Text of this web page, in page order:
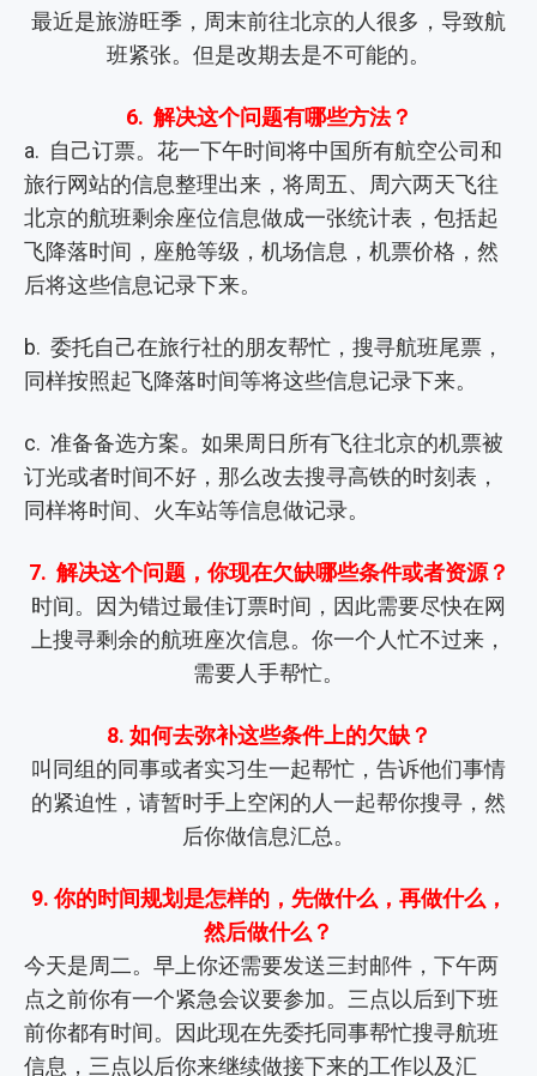
最近是旅游旺季，周末前往北京的人很多，导致航
班紧张。但是改期去是不可能的。
6. 解决这个问题有哪些方法？
a. 自己订票。花一下午时间将中国所有航空公司和
旅行网站的信息整理出来，将周五、周六两天飞往
北京的航班剩余座位信息做成一张统计表，包括起
飞降落时间，座舱等级，机场信息，机票价格，然
后将这些信息记录下来。
b. 委托自己在旅行社的朋友帮忙，搜寻航班尾票，
同样按照起飞降落时间等将这些信息记录下来。
c. 准备备选方案。如果周日所有飞往北京的机票被
订光或者时间不好，那么改去搜寻高铁的时刻表，
同样将时间、火车站等信息做记录。
7. 解决这个问题，你现在欠缺哪些条件或者资源？
时间。因为错过最佳订票时间，因此需要尽快在网
上搜寻剩余的航班座次信息。你一个人忙不过来，
需要人手帮忙。
8. 如何去弥补这些条件上的欠缺？
叫同组的同事或者实习生一起帮忙，告诉他们事情
的紧迫性，请暂时手上空闲的人一起帮你搜寻，然
后你做信息汇总。
9. 你的时间规划是怎样的，先做什么，再做什么，
然后做什么？
今天是周二。早上你还需要发送三封邮件，下午两
点之前你有一个紧急会议要参加。三点以后到下班
前你都有时间。因此现在先委托同事帮忙搜寻航班
信息，三点以后你来继续做接下来的工作以及汇